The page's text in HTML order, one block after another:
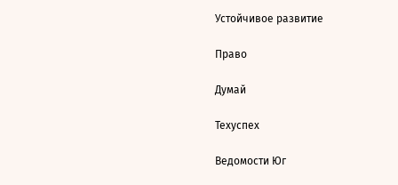
Устойчивое развитие
Право
Думай
Техуспех
Ведомости Юг